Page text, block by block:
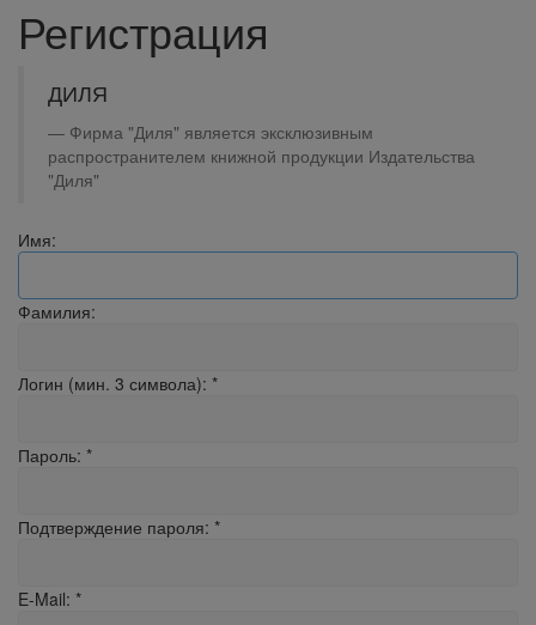
Регистрация
ДИЛЯ
Фирма "Диля" является эксклюзивным
распространителем книжной продукции Издательства
"Диля"
Имя:
Фамилия:
Логин (мин. 3 символа): *
Пароль: *
Подтверждение пароля: *
E-Mail: *